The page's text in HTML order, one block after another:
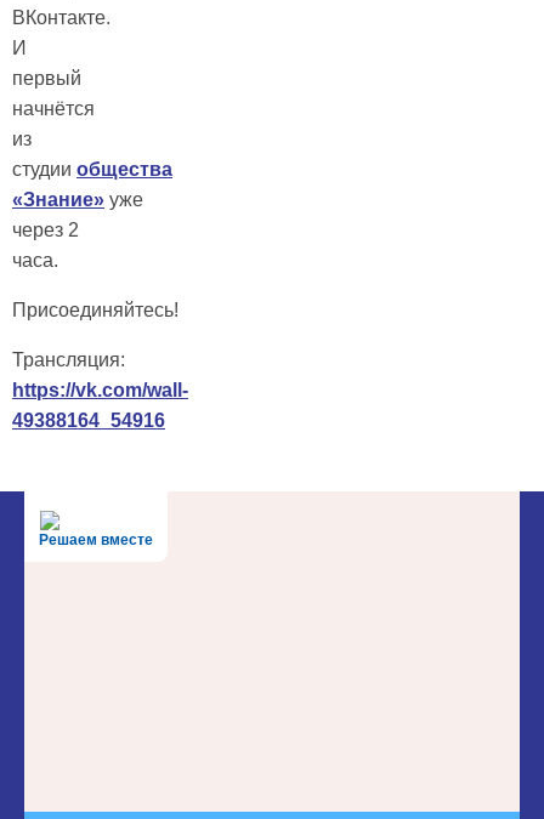
ВКонтакте.
И
первый
начнётся
из
студии общества
«Знание» уже
через 2
часа.
Присоединяйтесь!
Трансляция:
https://vk.com/wall-
49388164_54916
Решаем вместе